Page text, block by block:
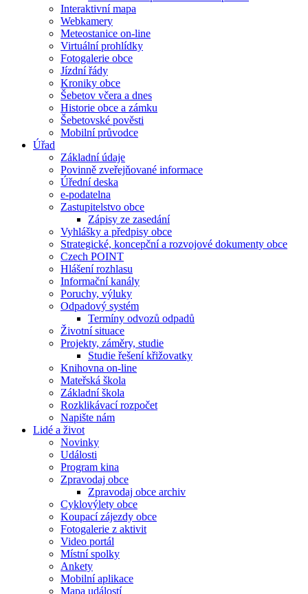
Interaktivní mapa
Webkamery
Meteostanice on-line
Virtuální prohlídky
Fotogalerie obce
Jízdní řády
Kroniky obce
Šebetov včera a dnes
Historie obce a zámku
Šebetovské pověsti
Mobilní průvodce
Úřad
Základní údaje
Povinně zveřejňované informace
Úřední deska
e-podatelna
Zastupitelstvo obce
Zápisy ze zasedání
Vyhlášky a předpisy obce
Strategické, koncepční a rozvojové dokumenty obce
Czech POINT
Hlášení rozhlasu
Informační kanály
Poruchy, výluky
Odpadový systém
Termíny odvozů odpadů
Životní situace
Projekty, záměry, studie
Studie řešení křižovatky
Knihovna on-line
Mateřská škola
Základní škola
Rozklikávací rozpočet
Napište nám
Lidé a život
Novinky
Události
Program kina
Zpravodaj obce
Zpravodaj obce archiv
Cyklovýlety obce
Koupací zájezdy obce
Fotogalerie z aktivit
Video portál
Místní spolky
Ankety
Mobilní aplikace
Mapa událostí